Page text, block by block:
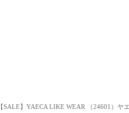
【SALE】YAECA LIKE WEAR （24601）